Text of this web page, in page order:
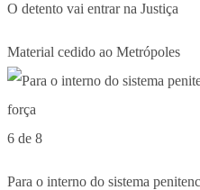
O detento vai entrar na Justiça
Material cedido ao Metrópoles
6 de 8
Para o interno do sistema